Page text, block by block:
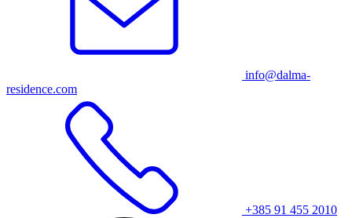
info@dalma-
residence.com
+385 91 455 2010